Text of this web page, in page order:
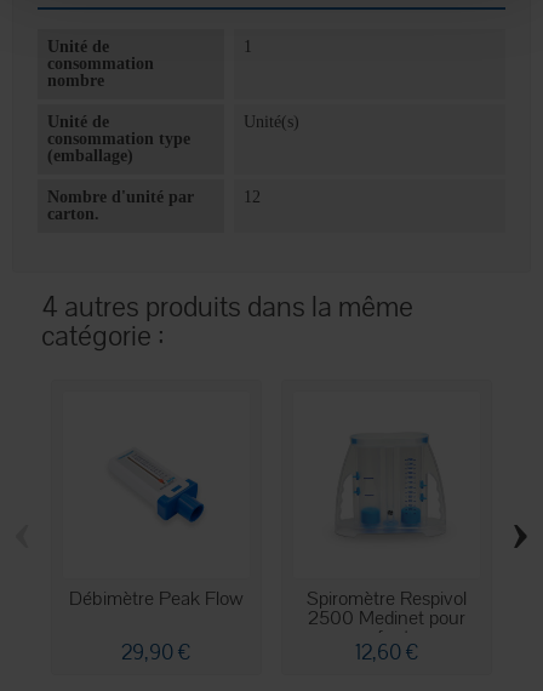
Unité de
consommation
nombre
Unité de
consommation type
(emballage)
Unité(s)
Nombre d'unité par
carton.
12
4 autres produits dans la même
catégorie :
Débimètre Peak Flow
29,90 €
Spiromètre Respivol
2500 Medinet pour
enfants
12,60 €
›